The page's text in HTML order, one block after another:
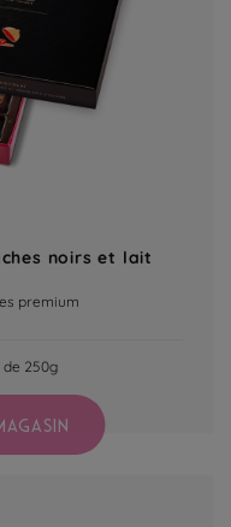
noirs et lait
premium
250g